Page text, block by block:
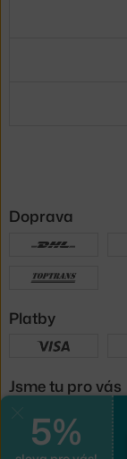
5%
Doprava
Platby
Jsme tu pro vás